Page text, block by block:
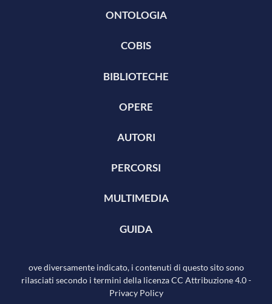
ONTOLOGIA
COBIS
BIBLIOTECHE
OPERE
AUTORI
PERCORSI
MULTIMEDIA
GUIDA
ove diversamente indicato, i contenuti di questo sito sono
rilasciati secondo i termini della licenza CC Attribuzione 4.0-
Privacy Policy